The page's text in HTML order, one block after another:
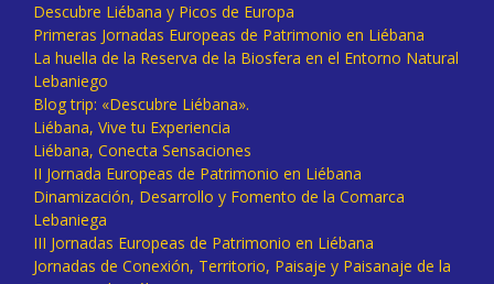
Descubre Liébana y Picos de Europa
Primeras Jornadas Europeas de Patrimonio en Liébana
La huella de la Reserva de la Biosfera en el Entorno Natural
Lebaniego
Blog trip: «Descubre Liébana».
Liébana, Vive tu Experiencia
Liébana, Conecta Sensaciones
II Jornada Europeas de Patrimonio en Liébana
Dinamización, Desarrollo y Fomento de la Comarca
Lebaniega
III Jornadas Europeas de Patrimonio en Liébana
Jornadas de Conexión, Territorio, Paisaje y Paisanaje de la